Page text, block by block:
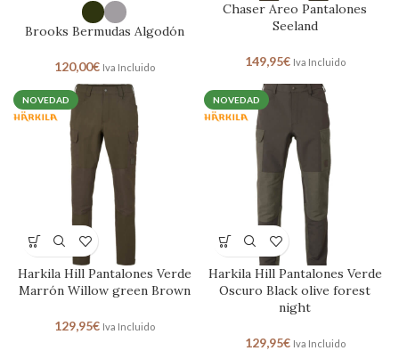
Brooks Bermudas Algodón
120,00€ Iva Incluido
Chaser Areo Pantalones
Seeland
149,95€ Iva Incluido
NOVEDAD
Harkila Hill Pantalones Verde
Marrón Willow green Brown
129,95€ Iva Incluido
NOVEDAD
Harkila Hill Pantalones Verde
Oscuro Black olive forest
night
129,95€ Iva Incluido